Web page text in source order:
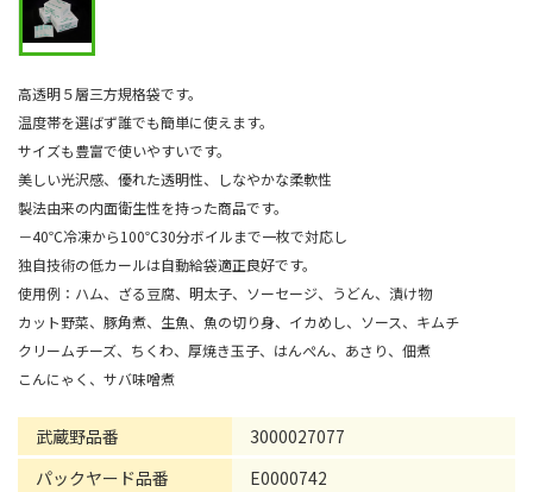
高透明５層三方規格袋です。
温度帯を選ばず誰でも簡単に使えます。
サイズも豊富で使いやすいです。
美しい光沢感、優れた透明性、しなやかな柔軟性
製法由来の内面衛生性を持った商品です。
－40℃冷凍から100℃30分ボイルまで一枚で対応し
独自技術の低カールは自動給袋適正良好です。
使用例：ハム、ざる豆腐、明太子、ソーセージ、うどん、漬け物
カット野菜、豚角煮、生魚、魚の切り身、イカめし、ソース、キムチ
クリームチーズ、ちくわ、厚焼き玉子、はんぺん、あさり、佃煮
こんにゃく、サバ味噌煮
武蔵野品番
3000027077
パックヤード品番
E0000742